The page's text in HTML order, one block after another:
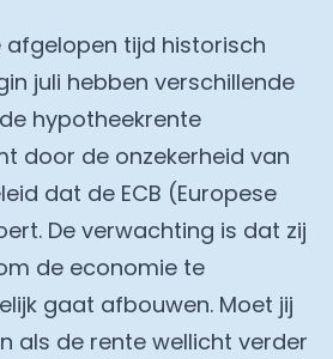
afgelopen tijd historisch
juli hebben verschillende
hypotheekrente
door de onzekerheid van
dat de ECB (Europese
De verwachting is dat zij
de economie te
gaat afbouwen. Moet jij
als de rente wellicht verder